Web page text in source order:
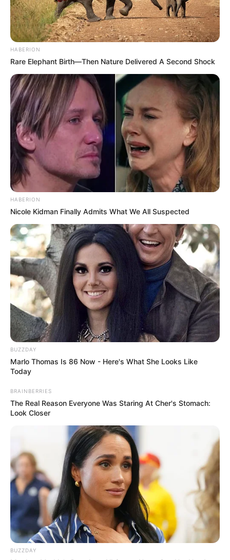
HABERION
Rare Elephant Birth—Then Nature Delivered A Second Shock
HABERION
Nicole Kidman Finally Admits What We All Suspected
BUZZDAY
Marlo Thomas Is 86 Now - Here's What She Looks Like
Today
BRAINBERRIES
The Real Reason Everyone Was Staring At Cher's Stomach:
Look Closer
BUZZDAY